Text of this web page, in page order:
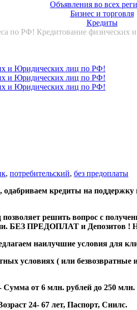
Объявления во всех
Бизнес и торговля
Кредиты
по РФ! Кредитование
, потребительский, без предоплаты
кредиты на поддержку
решить вопрос с
БЕЗ ПРЕДОПЛАТ и Депозитов !
наилучшие условия для
условиях ( или
от 6 млн. рублей до 250
24- 67 лет, Паспорт, Снилс.